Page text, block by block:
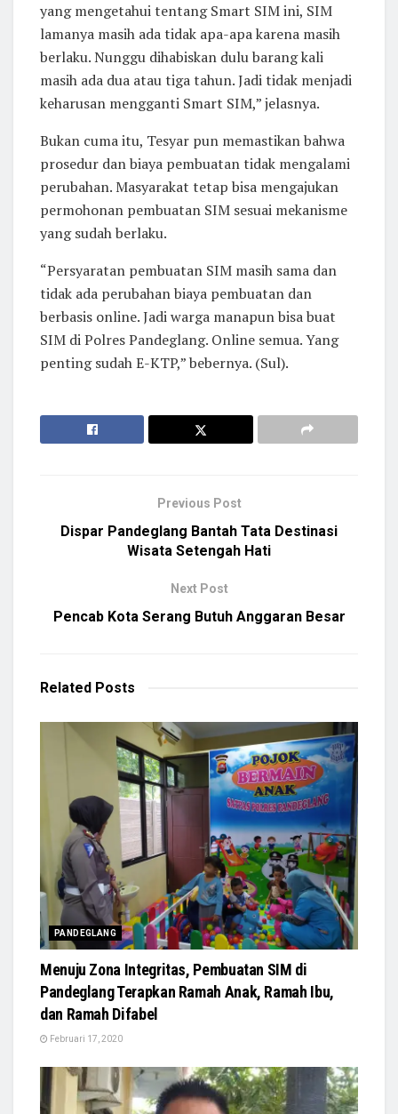
yang mengetahui tentang Smart SIM ini, SIM
lamanya masih ada tidak apa-apa karena masih
berlaku. Nunggu dihabiskan dulu barang kali
masih ada dua atau tiga tahun. Jadi tidak menjadi
keharusan mengganti Smart SIM,” jelasnya.
Bukan cuma itu, Tesyar pun memastikan bahwa
prosedur dan biaya pembuatan tidak mengalami
perubahan. Masyarakat tetap bisa mengajukan
permohonan pembuatan SIM sesuai mekanisme
yang sudah berlaku.
“Persyaratan pembuatan SIM masih sama dan
tidak ada perubahan biaya pembuatan dan
berbasis online. Jadi warga manapun bisa buat
SIM di Polres Pandeglang. Online semua. Yang
penting sudah E-KTP,” bebernya. (Sul).
Previous Post
Dispar Pandeglang Bantah Tata Destinasi
Wisata Setengah Hati
Next Post
Pencab Kota Serang Butuh Anggaran Besar
Related Posts
PANDEGLANG
Menuju Zona Integritas, Pembuatan SIM di
Pandeglang Terapkan Ramah Anak, Ramah Ibu,
dan Ramah Difabel
Februari 17, 2020